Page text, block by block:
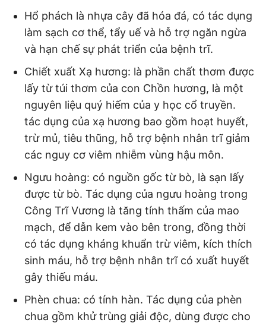
Hổ phách là nhựa cây đã hóa đá, có tác dụng
làm sạch cơ thể, tẩy uế và hỗ trợ ngăn ngừa
và hạn chế sự phát triển của bệnh trĩ.
Chiết xuất Xạ hương: là phần chất thơm được
lấy từ túi thơm của con Chồn hương, là một
nguyên liệu quý hiếm của y học cổ truyền.
tác dụng của xạ hương bao gồm hoạt huyết,
trừ mủ, tiêu thũng, hỗ trợ bệnh nhân trĩ giảm
các nguy cơ viêm nhiễm vùng hậu môn.
Ngưu hoàng: có nguồn gốc từ bò, là sạn lấy
được từ bò. Tác dụng của ngưu hoàng trong
Công Trĩ Vương là tăng tính thấm của mao
mạch, để dẫn kem vào bên trong, đồng thời
có tác dụng kháng khuẩn trừ viêm, kích thích
sinh máu, hỗ trợ bệnh nhân trĩ có xuất huyết
gây thiếu máu.
Phèn chua: có tính hàn. Tác dụng của phèn
chua gồm khử trùng giải độc, dùng được cho